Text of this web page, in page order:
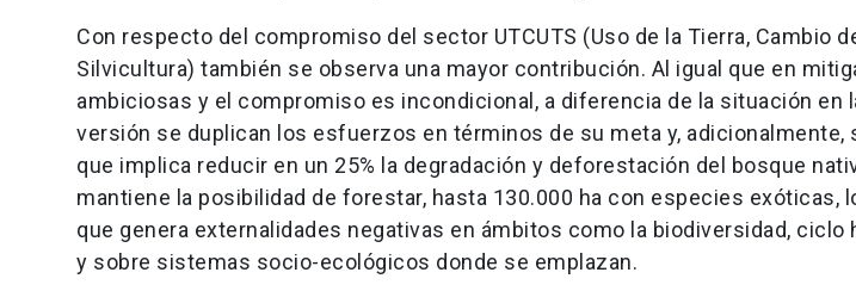
Con respecto del compromiso del sector UTCUTS (Uso de la Tierra, Cambio
Silvicultura) también se observa una mayor contribución. Al igual que en
ambiciosas y el compromiso es incondicional, a diferencia de la situación en
versión se duplican los esfuerzos en términos de su meta y, adicionalmente,
que implica reducir en un 25% la degradación y deforestación del bosque
mantiene la posibilidad de forestar, hasta 130.000 ha con especies exóticas,
que genera externalidades negativas en ámbitos como la biodiversidad, ciclo
y sobre sistemas socio-ecológicos donde se emplazan.